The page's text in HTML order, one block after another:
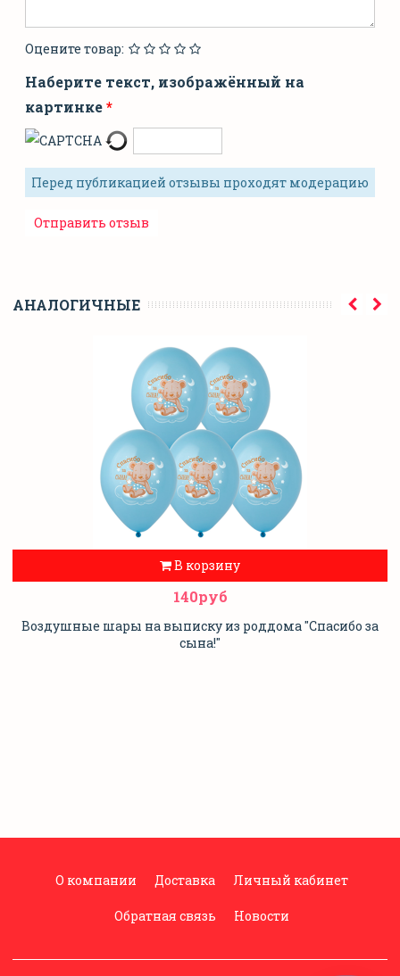
Оцените товар:
Наберите текст, изображённый на
картинке
Перед публикацией отзывы проходят модерацию
АНАЛОГИЧНЫЕ
В корзину
140руб
Воздушные шары на выписку из роддома "Спасибо за
сына!"
О компании Доставка Личный кабинет
Обратная связь Новости